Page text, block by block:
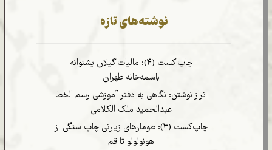
نوشته‌های تازه
چاپ کست (۴): مالیات گیلان پشتوانه
باسمه‌خانه طهران
تراز نوشتن: نگاهی به دفتر آموزشی رسم الخط
عبدالحمید ملک الکلامی
چاپ‌کست (۳): طومارهای زیارتی چاپ سنگی از
هونولولو تا قم